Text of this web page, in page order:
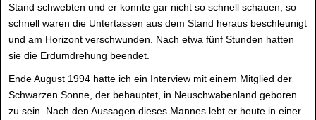
Stand schwebten und er konnte gar nicht so schnell schauen, so
schnell waren die Untertassen aus dem Stand heraus beschleunigt
und am Horizont verschwunden. Nach etwa fünf Stunden hatten
sie die Erdumdrehung beendet.
Ende August 1994 hatte ich ein Interview mit einem Mitglied der
Schwarzen Sonne, der behauptet, in Neuschwabenland geboren
zu sein. Nach den Aussagen dieses Mannes lebt er heute in einer